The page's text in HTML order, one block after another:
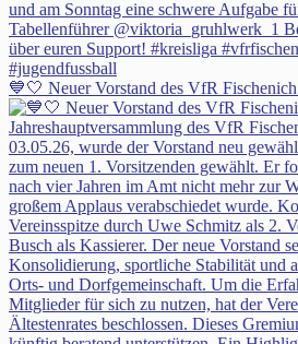
💙🤍 Neuer Vorstand des VfR